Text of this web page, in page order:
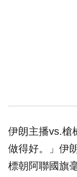
伊朗主播vs.槍
做得好。」伊
標朝阿聯國旗